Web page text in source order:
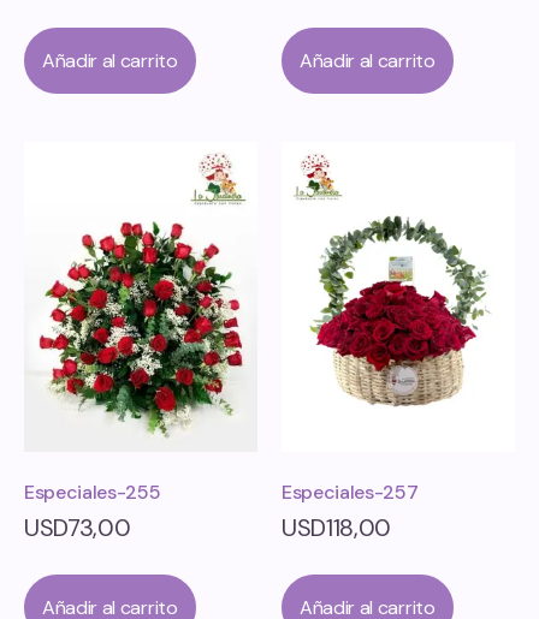
Añadir al carrito Añadir al carrito
Especiales-255
USD73,00
Añadir al carrito
Especiales-257
USD118,00
Añadir al carrito